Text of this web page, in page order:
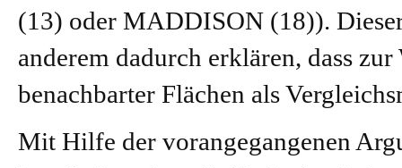
(13) oder MADDISON (18)).
anderem dadurch erklären, dass
benachbarter Flächen als
Mit Hilfe der vorangegangenen